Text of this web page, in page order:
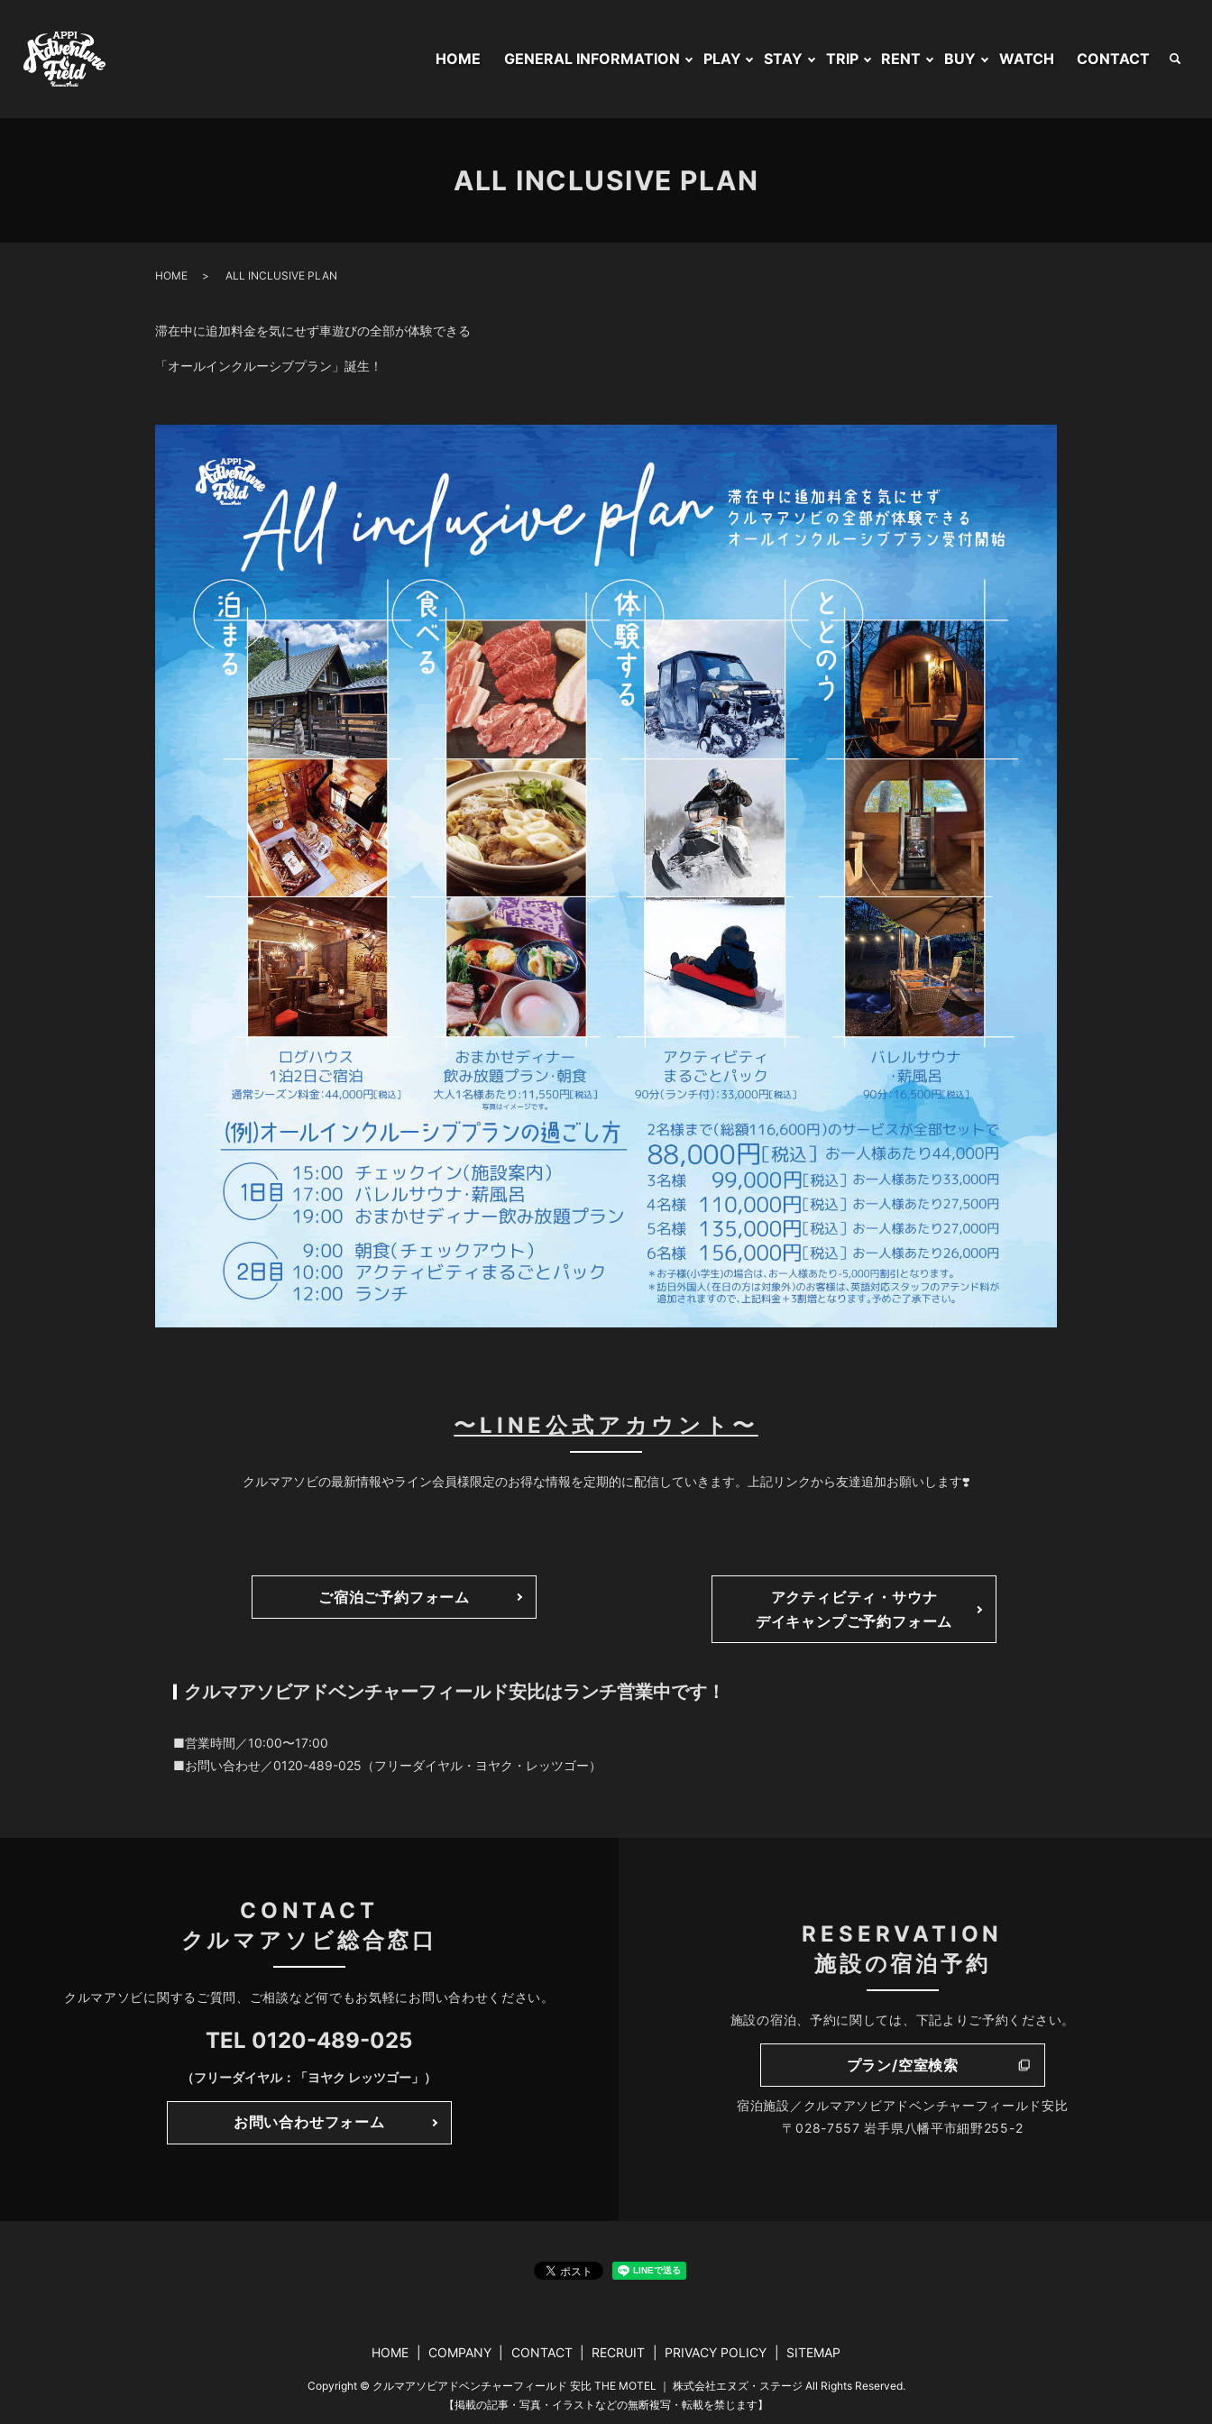
HOME GENERAL INFORMATION PLAY STAY TRIP RENT BUY WATCH CONTACT
ALL INCLUSIVE PLAN
HOME ALL INCLUSIVE PLAN
滞在中に追加料金を気にせず車遊びの全部が体験できる
「オールインクルーシブプラン」誕生！
〜LINE公式アカウント〜
クルマアソビの最新情報やライン会員様限定のお得な情報を定期的に配信していきます。上記リンクから友達追加お願いします❣️
ご宿泊ご予約フォーム
アクティビティ・サウナ
デイキャンプご予約フォーム
クルマアソビアドベンチャーフィールド安比はランチ営業中です！
■営業時間／10:00〜17:00
■お問い合わせ／0120-489-025（フリーダイヤル・ヨヤク・レッツゴー）
CONTACT
クルマアソビ総合窓口
クルマアソビに関するご質問、ご相談など何でもお気軽にお問い合わせください。
TEL 0120-489-025
（フリーダイヤル：「ヨヤク レッツゴー」）
お問い合わせフォーム
RESERVATION
施設の宿泊予約
施設の宿泊、予約に関しては、下記よりご予約ください。
プラン/空室検索
宿泊施設／クルマアソビアドベンチャーフィールド安比
〒028-7557 岩手県八幡平市細野255-2
HOME COMPANY CONTACT RECRUIT PRIVACY POLICY SITEMAP
Copyright © クルマアソビアドベンチャーフィールド 安比 THE MOTEL ｜ 株式会社エヌズ・ステージ All Rights Reserved.
【掲載の記事・写真・イラストなどの無断複写・転載を禁じます】